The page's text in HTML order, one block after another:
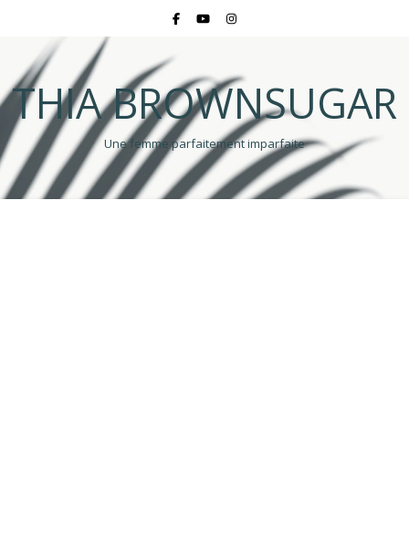
THIA BROWNSUGAR
Une femme parfaitement imparfaite